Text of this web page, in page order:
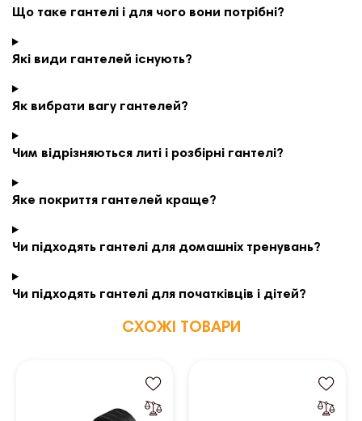
Що таке гантелі і для чого вони потрібні?
Які види гантелей існують?
Як вибрати вагу гантелей?
Чим відрізняються литі і розбірні гантелі?
Яке покриття гантелей краще?
Чи підходять гантелі для домашніх тренувань?
Чи підходять гантелі для початківців і дітей?
СХОЖІ ТОВАРИ